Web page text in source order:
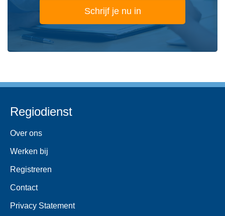
Schrijf je nu in
Regiodienst
Over ons
Werken bij
Registreren
Contact
Privacy Statement